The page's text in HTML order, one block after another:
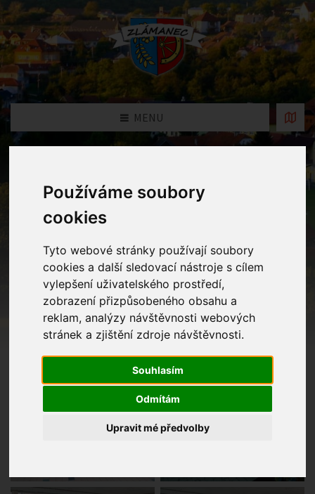
Používáme soubory
cookies
Tyto webové stránky používají soubory
cookies a další sledovací nástroje s cílem
vylepšení uživatelského prostředí,
zobrazení přizpůsobeného obsahu a
reklam, analýzy návštěvnosti webových
stránek a zjištění zdroje návštěvnosti.
Souhlasím
Odmítám
Upravit mé předvolby
MENU
Fotogalerie
Home Fotogalerie